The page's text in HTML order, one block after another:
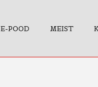
E-POOD MEIST